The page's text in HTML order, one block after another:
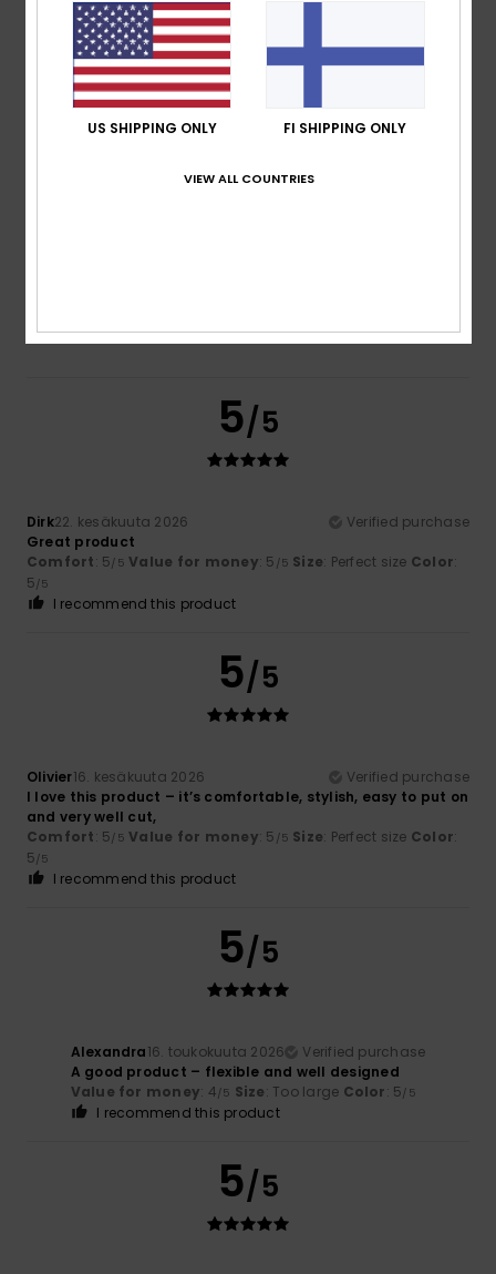
based on4 verified reviews
100% of our customers recommend this product
Comfort
5/5
Dirk22. kesäkuuta 2026
Verified purchase
Great product
Comfort: 5/5 Value for money: 5 /5 Size: Perfect size Color:
5/5
I recommend this product
5/5
Olivier16. kesäkuuta 2026
Verified purchase
I love this product – it’s comfortable, stylish, easy to put on
and very well cut,
Comfort: 5/5 Value for money: 5 /5 Size: Perfect size Color:
5/5
I recommend this product
5/5
Alexandra16. toukokuuta 2026
Verified purchase
A good product – flexible and well designed
Value for money: 4/5 Size: Too large Color: 5/5
I recommend this product
5/5
US SHIPPING ONLY FI SHIPPING ONLY
VIEW ALL COUNTRIES